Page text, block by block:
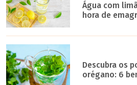
Água com
hora de
Descubra os
orégano: 6